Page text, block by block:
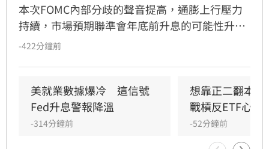
本次FOMC內部分歧的聲音提高，通膨上行壓力
持續，市場預期聯準會年底前升息的可能性升
高，凱基投信認為，升息確實會帶給金融市場波
搭配內部官員態度的分歧，使投資人質疑聯準會
在打壓通膨方面的決心。
-422分鐘前
美就業數據爆冷　這信號
Fed升息警報降溫
-314分鐘前
想靠正二翻本
戰槓反ETF心法
-52分鐘前